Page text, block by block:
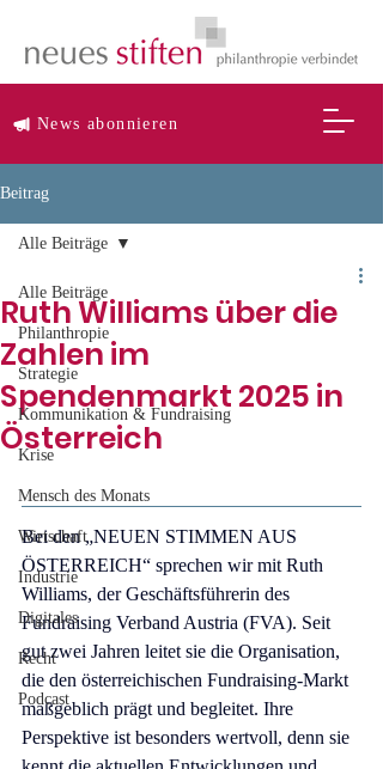
News abonnieren
Beitrag
Alle Beiträge
Philanthropie
Strategie
Kommunikation & Fundraising
Krise
Mensch des Monats
Wirtschaft
Industrie
Digitales
Recht
Podcast
Alle Beiträge
Ruth Williams über die
Zahlen im
Spendenmarkt 2025 in
Österreich
Bei den „NEUEN STIMMEN AUS
ÖSTERREICH“ sprechen wir mit Ruth
Williams, der Geschäftsführerin des
Fundraising Verband Austria (FVA). Seit
gut zwei Jahren leitet sie die Organisation,
die den österreichischen Fundraising-Markt
maßgeblich prägt und begleitet. Ihre
Perspektive ist besonders wertvoll, denn sie